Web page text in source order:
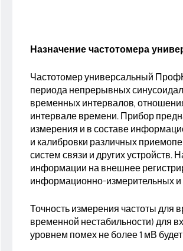
Назначение частотомера
Частотомер универсальный
периода непрерывных
временных интервалов,
интервале времени. Прибор
измерения и в составе
и калибровки различных
систем связи и других
информации на внешнее
информационно-измерительных
Точность измерения частоты для
временной нестабильности) для
уровнем помех не более 1 мВ